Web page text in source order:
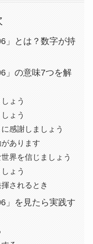
」とは？数字が持
」の意味7つを解
ょう
ょう
感謝しましょう
あります
界を信じましょう
ょう
されるとき
」を見たら実践す